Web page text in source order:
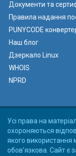
Документи та
Правила надання
PUNYCODE
Наш блог
Дзеркало Linux
WHOIS
NPRD
Усі права на
охороняються
якого використання
обов'язкова. Сайт є